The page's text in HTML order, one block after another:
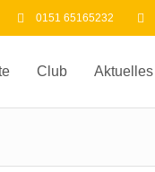
0151 65165232
Club Aktuelles